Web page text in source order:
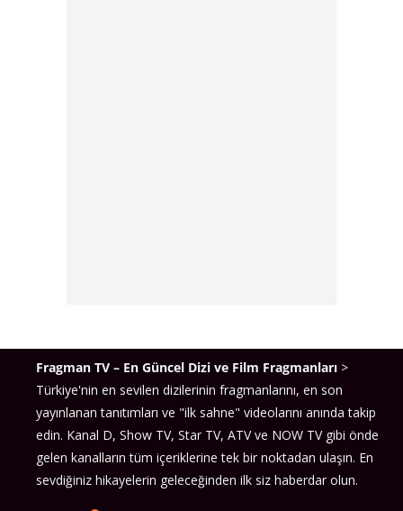
Fragman TV – En Güncel Dizi ve Film Fragmanları >
Türkiye'nin en sevilen dizilerinin fragmanlarını, en son
yayınlanan tanıtımları ve "ilk sahne" videolarını anında takip
edin. Kanal D, Show TV, Star TV, ATV ve NOW TV gibi önde
gelen kanalların tüm içeriklerine tek bir noktadan ulaşın. En
sevdiğiniz hikayelerin geleceğinden ilk siz haberdar olun.